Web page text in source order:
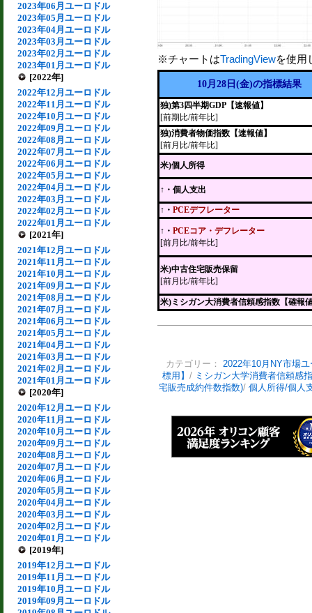
2023年06月ユーロドル
2023年05月ユーロドル
2023年04月ユーロドル
2023年03月ユーロドル
2023年02月ユーロドル
2023年01月ユーロドル
[2022年]
2022年12月ユーロドル
2022年11月ユーロドル
2022年10月ユーロドル
2022年09月ユーロドル
2022年08月ユーロドル
2022年07月ユーロドル
2022年06月ユーロドル
2022年05月ユーロドル
2022年04月ユーロドル
2022年03月ユーロドル
2022年02月ユーロドル
2022年01月ユーロドル
[2021年]
2021年12月ユーロドル
2021年11月ユーロドル
2021年10月ユーロドル
2021年09月ユーロドル
2021年08月ユーロドル
2021年07月ユーロドル
2021年06月ユーロドル
2021年05月ユーロドル
2021年04月ユーロドル
2021年03月ユーロドル
2021年02月ユーロドル
2021年01月ユーロドル
[2020年]
2020年12月ユーロドル
2020年11月ユーロドル
2020年10月ユーロドル
2020年09月ユーロドル
2020年08月ユーロドル
2020年07月ユーロドル
2020年06月ユーロドル
2020年05月ユーロドル
2020年04月ユーロドル
2020年03月ユーロドル
2020年02月ユーロドル
2020年01月ユーロドル
[2019年]
2019年12月ユーロドル
2019年11月ユーロドル
2019年10月ユーロドル
2019年09月ユーロドル
※チャートはTradingViewを使用
10月28日(金)の指標結果
独)第3四半期GDP【速報値】
[前期比/前年比]
独)消費者物価指数【速報値】
[前月比/前年比]
米)個人所得
↑・個人支出
↑・ PCEデフレーター
↑・ PCEコア・デフレーター
[前月比/前年比]
米)中古住宅販売保留
[前月比/前年比]
米)ミシガン大消費者信頼感指数【確報
カテゴリー： 2022年10月NY市場
標用】 / ミシガン大学消費者信頼感
宅販売成約件数指数)/ 個人所得/個人